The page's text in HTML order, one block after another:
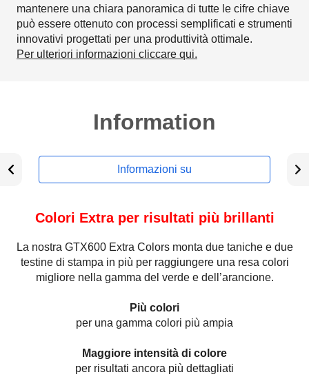
mantenere una chiara panoramica di tutte le cifre chiave
può essere ottenuto con processi semplificati e strumenti
innovativi progettati per una produttività ottimale.
Per ulteriori informazioni cliccare qui.
Information
Informazioni su
Colori Extra per risultati più brillanti
La nostra GTX600 Extra Colors monta due taniche e due
testine di stampa in più per raggiungere una resa colori
migliore nella gamma del verde e dell’arancione.
Più colori
per una gamma colori più ampia
Maggiore intensità di colore
per risultati ancora più dettagliati